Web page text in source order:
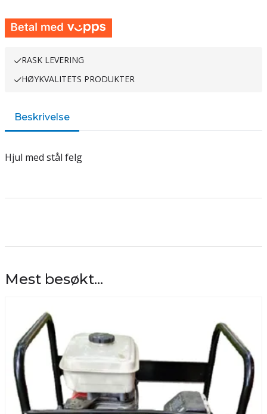
RASK LEVERING
HØYKVALITETS PRODUKTER
Beskrivelse
Hjul med stål felg
Mest besøkt...